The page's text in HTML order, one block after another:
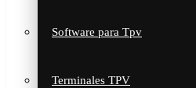
Software para Tpv
Terminales TPV